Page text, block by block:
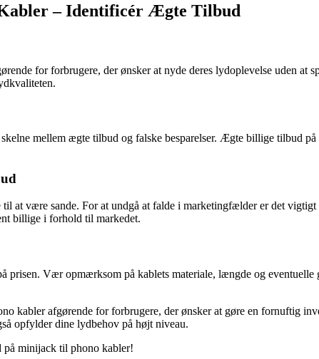
– Identificér Ægte Tilbud
for forbrugere, der ønsker at nyde deres lydoplevelse uden at
mellem ægte tilbud og falske besparelser. Ægte billige tilbud på
at være sande. For at undgå at falde i marketingfælder er det
billige i forhold til markedet.
Vær opmærksom på kablets materiale, længde og eventuelle
kabler afgørende for forbrugere, der ønsker at gøre en fornuftig
opfylder dine lydbehov på højt niveau.
på minijack til phono kabler!